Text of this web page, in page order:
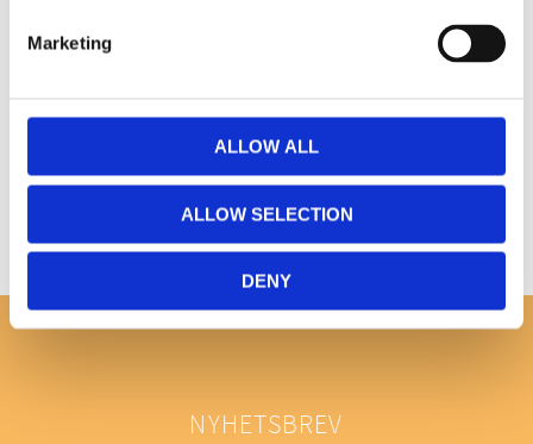
Marketing
ALLOW ALL
ALLOW SELECTION
DENY
Bli den första att lämna ett omdöme.
NYHETSBREV